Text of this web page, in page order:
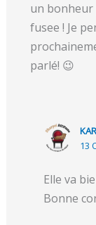
un bonheur
fusee ! Je
parlé! 😉
13
Elle va
Bonne